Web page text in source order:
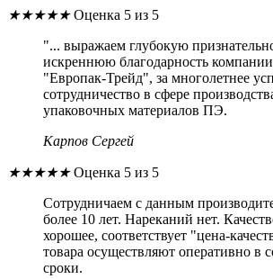
★★★★★ Оценка 5 из 5
"... выражаем глубокую
искреннюю благодарность
"Европак-Трейд", за многолетнее
сотрудничество в сфере
упаковочных материалов ПЭ.
Карпов Сергей
★★★★★ Оценка 5 из 5
Сотрудничаем с данным
более 10 лет. Нареканий нет.
хорошее, соответствует "цена-
товара осуществляют оперативно в
сроки.